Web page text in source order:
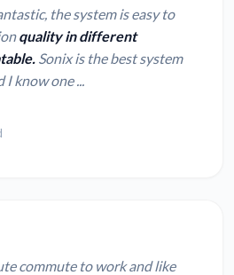
the system is easy to
quality in different
Sonix is the best system
know one ...
commute to work and like